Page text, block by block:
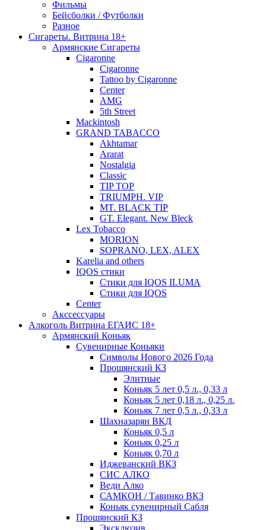
Фильмы
Бейсболки / Футболки
Разное
Сигареты. Витрина 18+
Армянские Сигареты
Cigaronne
Cigaronne
Tattoo by Cigaronne
Center
AMG
5th Street
Mackintosh
GRAND TABACCO
Akhtamar
Ararat
Nostalgia
Classic
TIP TOP
TRIUMPH. VIP
MT. BLACK TIP
GT. Elegant. New Bleck
Lex Tobacco
MORION
SOPRANO, LEX, ALEX
Karelia and others
IQOS стики
Стики для IQOS ILUMA
Стики для IQOS
Сenter
Акссессуары
Алкоголь Витрина ЕГАИС 18+
Армянский Коньяк
Сувенирные Коньяки
Символы Нового 2026 Года
Прошянский КЗ
Элитные
Коньяк 5 лет 0,5 л., 0,33 л
Коньяк 5 лет 0,18 л., 0,25 л.
Коньяк 7 лет 0,5 л., 0,33 л
Шахназарян ВКД
Коньяк 0,5 л
Коньяк 0,25 л
Коньяк 0,70 л
Иджеванский ВКЗ
СИС АЛКО
Веди Алко
САМКОН / Тавинко ВКЗ
Коньяк сувенирный Сабля
Прошянский КЗ
Эксклюзив